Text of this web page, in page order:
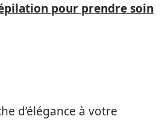
pour prendre soin
d’élégance à votre